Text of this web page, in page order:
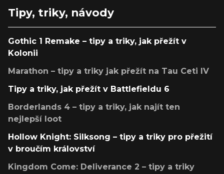
Tipy, triky, návody
Gothic 1 Remake – tipy a triky, jak přežít v
Kolonii
Marathon – tipy a triky jak přežít na Tau Ceti IV
Tipy a triky, jak přežít v Battlefieldu 6
Borderlands 4 – tipy a triky, jak najít ten
nejlepší loot
Hollow Knight: Silksong – tipy a triky pro přežití
v broučím království
Kingdom Come: Deliverance 2 – tipy a triky